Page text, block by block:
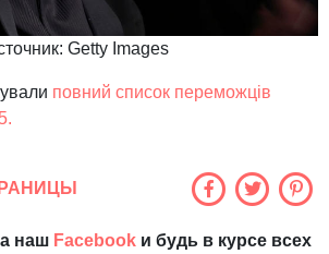
Getty Images
повний список переможців
наш Facebook и будь в курсе всех